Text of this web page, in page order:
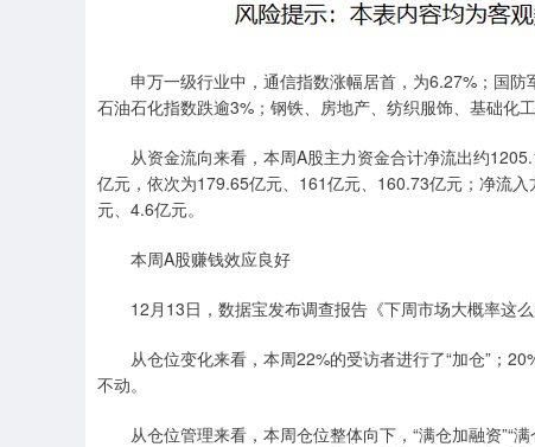
申万一级行业中，通信指数涨幅居首，为6.27%；国防
石油石化指数跌逾3%；钢铁、房地产、纺织服饰、基础化工
从资金流向来看，本周A股主力资金合计净流出约
亿元，依次为179.65亿元、161亿元、160.73亿元；净流
元、4.6亿元。
本周A股赚钱效应良好
12月13日，数据宝发布调查报告《下周市场大概率这么
从仓位变化来看，本周22%的受访者进行了“加仓”；
不动。
从仓位管理来看，本周仓位整体向下，“满仓加融资”“